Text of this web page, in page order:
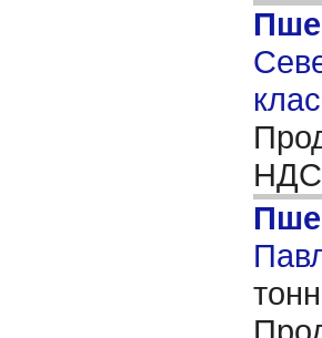
НДС